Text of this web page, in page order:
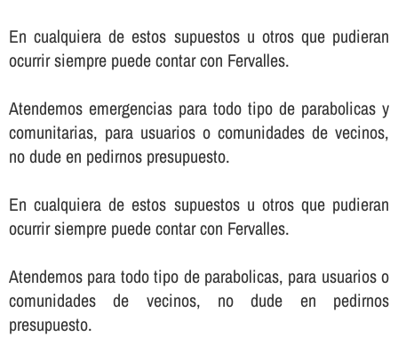
En cualquiera de estos supuestos u otros que pudieran
ocurrir siempre puede contar con Fervalles.
Atendemos emergencias para todo tipo de parabolicas y
comunitarias, para usuarios o comunidades de vecinos,
no dude en pedirnos presupuesto.
En cualquiera de estos supuestos u otros que pudieran
ocurrir siempre puede contar con Fervalles.
Atendemos para todo tipo de parabolicas, para usuarios o
comunidades de vecinos, no dude en pedirnos
presupuesto.